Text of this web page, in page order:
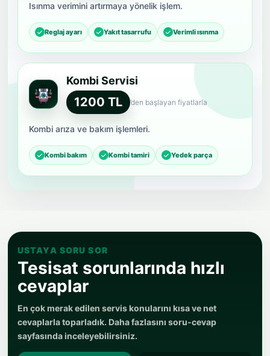
Isınma verimini artırmaya yönelik işlem.
Reglaj ayarı Yakıt tasarrufu Verimli ısınma
Kombi Servisi
1200 TL ’den başlayan fiyatlarla
Kombi arıza ve bakım işlemleri.
Kombi bakım Kombi tamiri Yedek parça
USTAYA SORU SOR
Tesisat sorunlarında hızlı
cevaplar
En çok merak edilen servis konularını kısa ve net
cevaplarla toparladık. Daha fazlasını soru-cevap
sayfasında inceleyebilirsiniz.